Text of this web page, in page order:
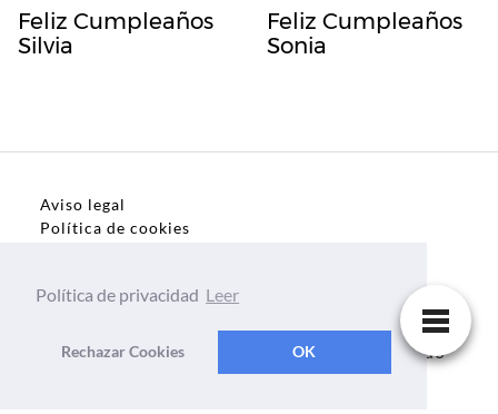
Feliz Cumpleaños
Silvia
Feliz Cumpleaños
Sonia
Aviso legal
Política de cookies
Dedicatorias, frases, textos para todo el mundo
Política de privacidad Leer
Rechazar Cookies OK